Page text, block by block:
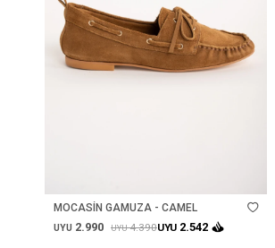
MOCASÍN GAMUZA - CAMEL
UYU 2.990 UYU4.390UYU 2.542